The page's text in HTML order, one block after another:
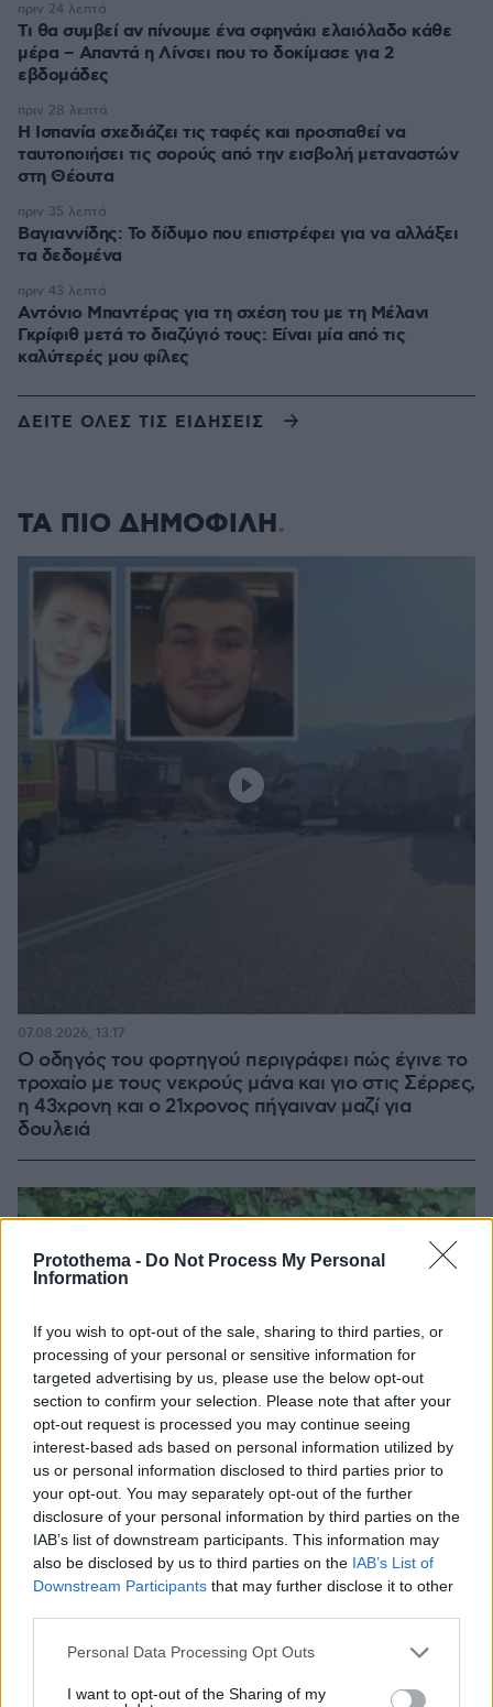
Protothema - Do Not Process My Personal
Information
If you wish to opt-out of the sale, sharing to third parties, or
processing of your personal or sensitive information for
targeted advertising by us, please use the below opt-out
section to confirm your selection. Please note that after your
opt-out request is processed you may continue seeing
interest-based ads based on personal information utilized by
us or personal information disclosed to third parties prior to
your opt-out. You may separately opt-out of the further
disclosure of your personal information by third parties on the
IAB’s list of downstream participants. This information may
also be disclosed by us to third parties on the IAB’s List of
Downstream Participants that may further disclose it to other
Please note that this website/app uses one or more Google
not limited to your visit or usage behaviour. You may click to
Personal Data Processing Opt Outs
I want to opt-out of the Sharing of my
Τι θα συμβεί αν πίνουμε ένα σφηνάκι ελαιόλαδο κάθε
μέρα – Απαντά η Λίνσει που το δοκίμασε για 2
εβδομάδες
πριν 24 λεπτά
Η Ισπανία σχεδιάζει τις ταφές και προσπαθεί να
ταυτοποιήσει τις σορούς από την εισβολή μεταναστών
στη Θέουτα
πριν 28 λεπτά
Βαγιαννίδης: Το δίδυμο που επιστρέφει για να αλλάξει
τα δεδομένα
πριν 35 λεπτά
Αντόνιο Μπαντέρας για τη σχέση του με τη Μέλανι
Γκρίφιθ μετά το διαζύγιό τους: Είναι μία από τις
καλύτερές μου φίλες
πριν 43 λεπτά
ΔΕΙΤΕ ΟΛΕΣ ΤΙΣ ΕΙΔΗΣΕΙΣ
ΤΑ ΠΙΟ ΔΗΜΟΦΙΛΗ
Ο οδηγός του φορτηγού περιγράφει πώς έγινε το
τροχαίο με τους νεκρούς μάνα και γιο στις Σέρρες,
η 43χρονη και ο 21χρονος πήγαιναν μαζί για
δουλειά
07.08.2026, 13:17
«Δεν το πιστεύουμε», λένε οι Αμερικανοί που